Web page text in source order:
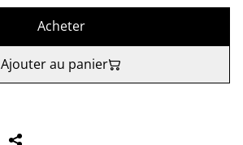
Acheter
Ajouter au panier